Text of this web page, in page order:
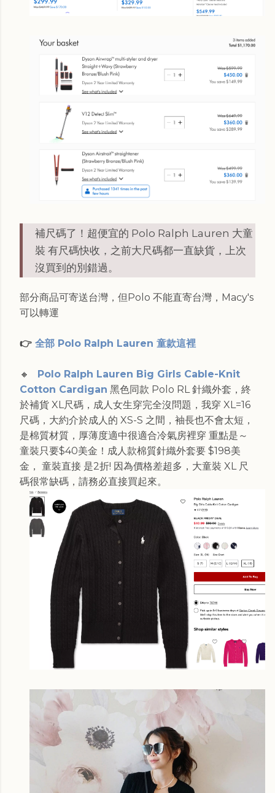
補尺碼了！超便宜的 Polo Ralph Lauren 大童
裝 有尺碼快收，之前大尺碼都一直缺貨，上次
沒買到的別錯過。
部分商品可寄送台灣，但Polo 不能直寄台灣，Macy's
可以轉運
👉 全部 Polo Ralph Lauren 童款這裡
🔸
Polo Ralph Lauren Big Girls Cable-Knit
Cotton Cardigan 黑色同款 Polo RL 針織外套，終
於補貨 XL尺碼，成人女生穿完全沒問題，我穿 XL=16
尺碼，大約介於成人的 XS-S 之間，袖長也不會太短，
是棉質材質，厚薄度適中很適合冷氣房裡穿 重點是～
童裝只要$40美金！成人款棉質針織外套要 $198美
金， 童裝直接 是2折! 因為價格差超多，大童裝 XL 尺
碼很常缺碼，請務必直接買起來。